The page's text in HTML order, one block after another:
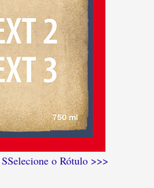
SSelecione o Rótulo >>>